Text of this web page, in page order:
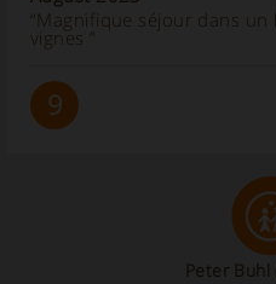
“Magnifique séjour dans
vignes ”
9
Peter Buhl